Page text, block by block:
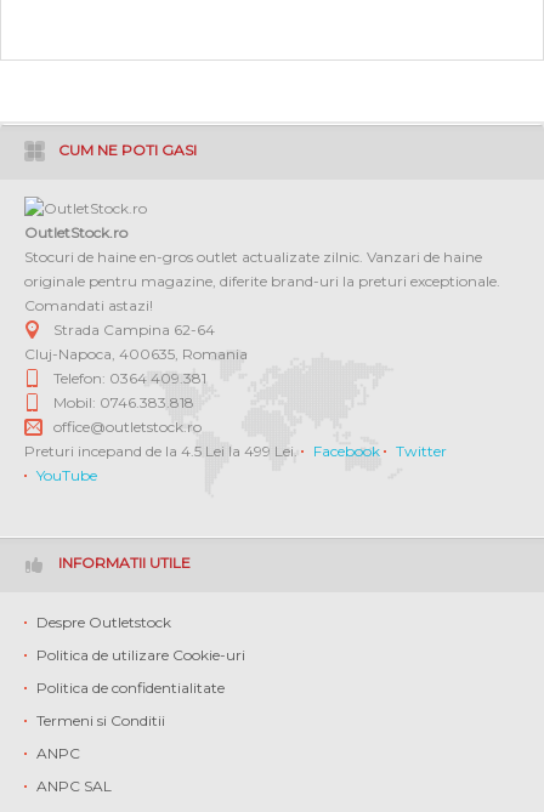
CUM NE POTI GASI
OutletStock.ro
Stocuri de haine en-gros outlet actualizate zilnic. Vanzari de haine
originale pentru magazine, diferite brand-uri la preturi exceptionale.
Comandati astazi!
Strada Campina 62-64
Cluj-Napoca 400635 Romania
Telefon: 0364 409.381
Mobil: 0746.383.818
office@outletstock.ro
Preturi incepand de la 4.5 Lei la 499 Lei.
Facebook
Twitter
YouTube
INFORMATII UTILE
Despre Outletstock
Politica de utilizare Cookie-uri
Politica de confidentialitate
Termeni si Conditii
ANPC
ANPC SAL